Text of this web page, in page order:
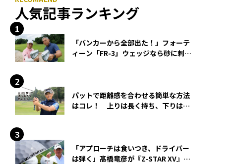
人気記事ランキング
「バンカーから全部出た！」フォーテ
ィーン「FR-3」ウェッジなら砂に刺さ
パットで距離感を合わせる簡単な方法
はコレ！ 上りは長く持ち、下りは短
「アプローチは食いつき、ドライバー
は弾く」髙橋竜彦が『Z-STAR XV』を